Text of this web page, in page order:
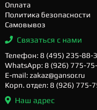
Оплата
Политика безопасности
Самовывоз
Связаться с нами
Телефон: 8 (495) 235-88-
WhatsApp: 8 (926) 775-
E-mail: zakaz@gansor.ru
Корп. отдел: 8 (926) 775-
Наш адрес